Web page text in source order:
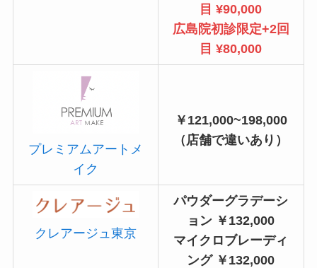
目 ¥90,000
広島院初診限定+2回
目 ¥80,000
プレミアムアートメ
イク
￥121,000~198,000
（店舗で違いあり）
クレアージュ東京
パウダーグラデーシ
ョン ￥132,000
マイクロブレーディ
ング ￥132,000